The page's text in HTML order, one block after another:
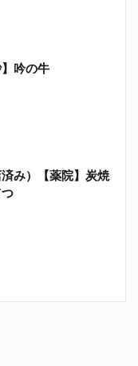
】吟の牛
済み）【薬院】炭焼